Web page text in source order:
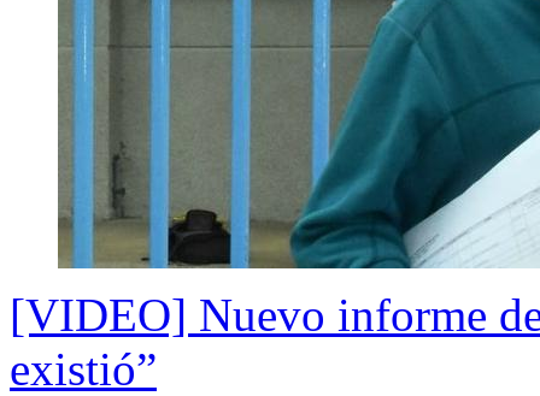
[VIDEO] Nuevo informe
existió”